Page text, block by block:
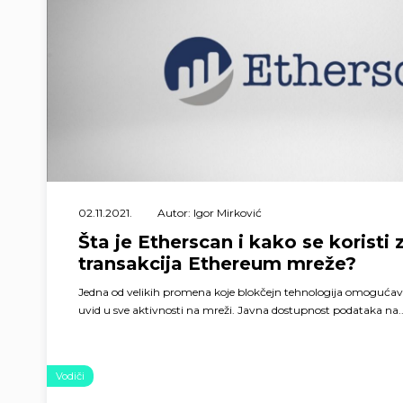
02.11.2021. Autor: Igor Mirković
Šta je Etherscan i kako se koristi
transakcija Ethereum mreže?
Jedna od velikih promena koje blokčejn tehnologija
uvid u sve aktivnosti na mreži. Javna dostupnost podataka
Vodiči